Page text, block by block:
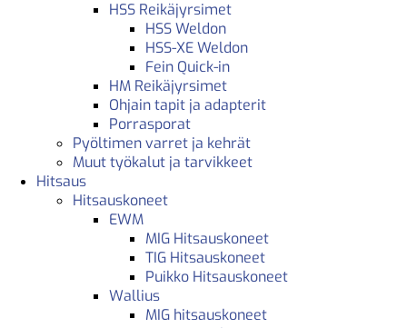
HSS Reikäjyrsimet
HSS Weldon
HSS-XE Weldon
Fein Quick-in
HM Reikäjyrsimet
Ohjain tapit ja adapterit
Porrasporat
Pyöltimen varret ja kehrät
Muut työkalut ja tarvikkeet
Hitsaus
Hitsauskoneet
EWM
MIG Hitsauskoneet
TIG Hitsauskoneet
Puikko Hitsauskoneet
Wallius
MIG hitsauskoneet